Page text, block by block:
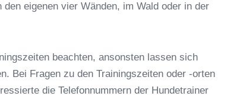
eigenen vier Wänden, im Wald oder in der
beachten, ansonsten lassen sich
Bei Fragen zu den Trainingszeiten oder -orten
die Telefonnummern der Hundetrainer